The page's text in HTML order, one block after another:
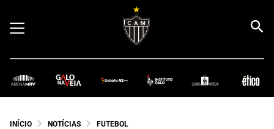
INÍCIO NOTÍCIAS FUTEBOL